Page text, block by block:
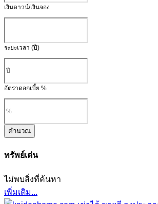
เงินดาวน์/เงินจอง
ระยะเวลา (ปี)
อัตราดอกเบี้ย %
คำนวณ
ทรัพย์เด่น
ไม่พบสิ่งที่ค้นหา
เพิ่มเติม...